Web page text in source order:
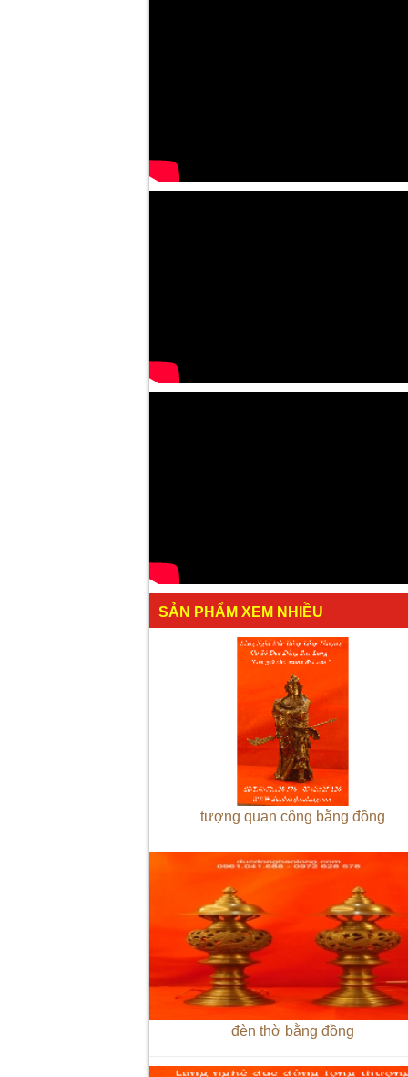
SẢN PHẨM XEM NHIỀU
tượng quan công bằng đồng
đèn thờ bằng đồng